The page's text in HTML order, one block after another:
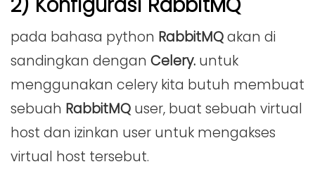
pada bahasa python RabbitMQakan di
sandingkan dengan Celery. untuk
menggunakan celery kita butuh membuat
sebuah RabbitMQ user, buat sebuah virtual
host dan izinkan user untuk mengakses
virtual host tersebut.